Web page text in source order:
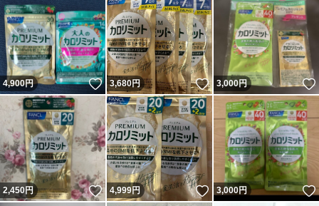
4,900円 いいね！
3,680円 いいね！
3,000円
2,450円 いいね！
4,999円 いいね！
3,000円